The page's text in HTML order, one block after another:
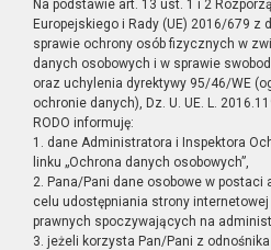
Na podstawie art. 13 ust. 1 i 2
Europejskiego i Rady (UE) 2016/679 z
sprawie ochrony osób fizycznych w
danych osobowych i w sprawie
oraz uchylenia dyrektywy 95/46/WE
ochronie danych), Dz. U. UE. L.
RODO informuję:
1. dane Administratora i Inspektora
linku „Ochrona danych osobowych”,
2. Pana/Pani dane osobowe w postaci
celu udostępniania strony
prawnych spoczywających na
3. jeżeli korzysta Pan/Pani z